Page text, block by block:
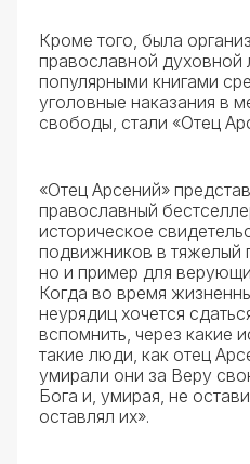
Кроме того, была
православной духовной
популярными книгами
уголовные наказания в
свободы, стали «Отец
«Отец Арсений»
православный
историческое
подвижников в тяжелый
но и пример для
Когда во время
неурядиц хочется
вспомнить, через какие
такие люди, как отец
умирали они за Веру
Бога и, умирая, не
оставлял их».